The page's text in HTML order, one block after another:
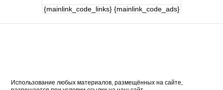
{mainlink_code_links} {mainlink_code_ads}
Использование любых материалов, размещённых на сайте,